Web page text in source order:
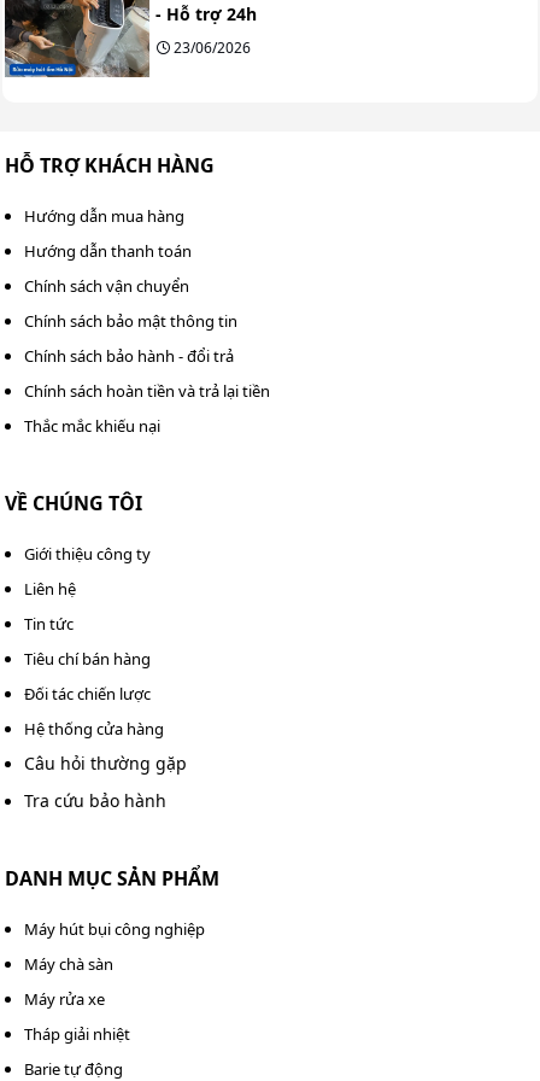
- Hỗ trợ 24h
23/06/2026
HỖ TRỢ KHÁCH HÀNG
Hướng dẫn mua hàng
Hướng dẫn thanh toán
Chính sách vận chuyển
Chính sách bảo mật thông tin
Chính sách bảo hành - đổi trả
Chính sách hoàn tiền và trả lại tiền
Thắc mắc khiếu nại
VỀ CHÚNG TÔI
Giới thiệu công ty
Liên hệ
Tin tức
Tiêu chí bán hàng
Đối tác chiến lược
Hệ thống cửa hàng
Câu hỏi thường gặp
Tra cứu bảo hành
DANH MỤC SẢN PHẨM
Máy hút bụi công nghiệp
Máy chà sàn
Máy rửa xe
Tháp giải nhiệt
Barie tự động